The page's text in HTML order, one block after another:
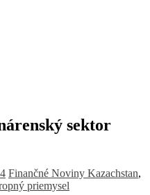
sektor
Finančné Noviny Kazachstan,
priemysel